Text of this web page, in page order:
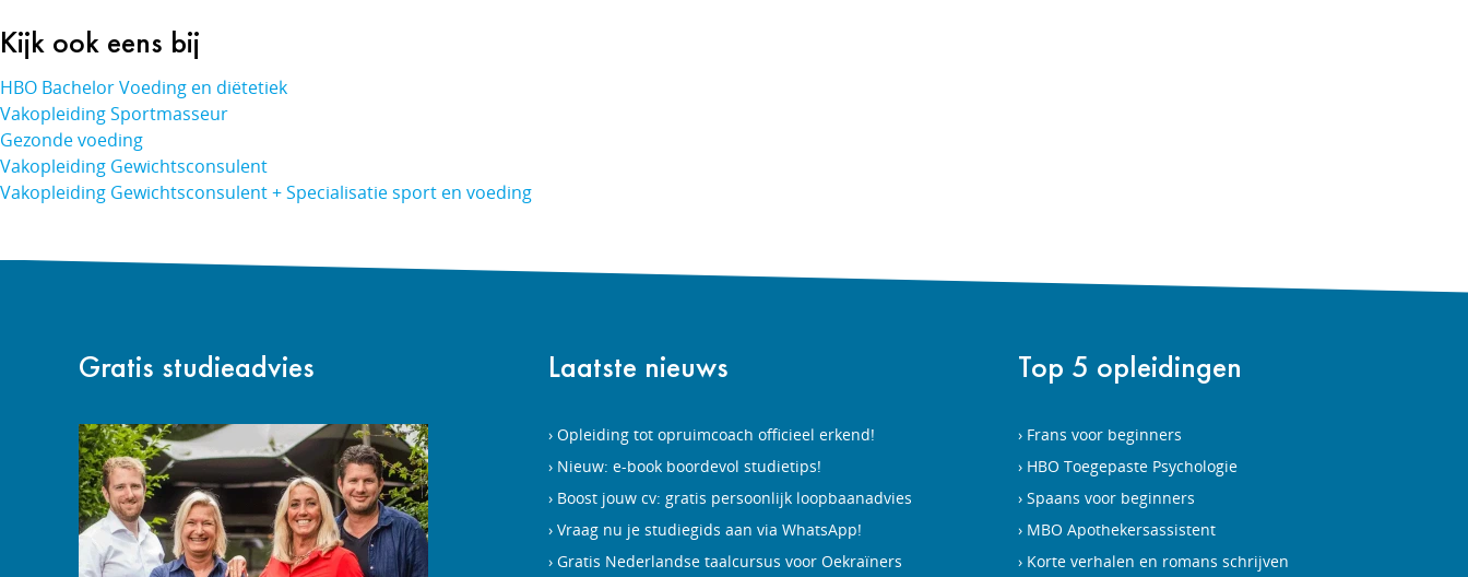
Kijk ook eens bij
HBO Bachelor Voeding en diëtetiek
Vakopleiding Sportmasseur
Gezonde voeding
Vakopleiding Gewichtsconsulent
Vakopleiding Gewichtsconsulent + Specialisatie sport en voeding
Gratis studieadvies Laatste nieuws
Opleiding tot opruimcoach officieel erkend!
Nieuw: e-book boordevol studietips!
Boost jouw cv: gratis persoonlijk loopbaanadvies
Vraag nu je studiegids aan via WhatsApp!
Gratis Nederlandse taalcursus voor Oekraïners
Top 5 opleidingen
Frans voor beginners
HBO Toegepaste Psychologie
Spaans voor beginners
MBO Apothekersassistent
Korte verhalen en romans schrijven